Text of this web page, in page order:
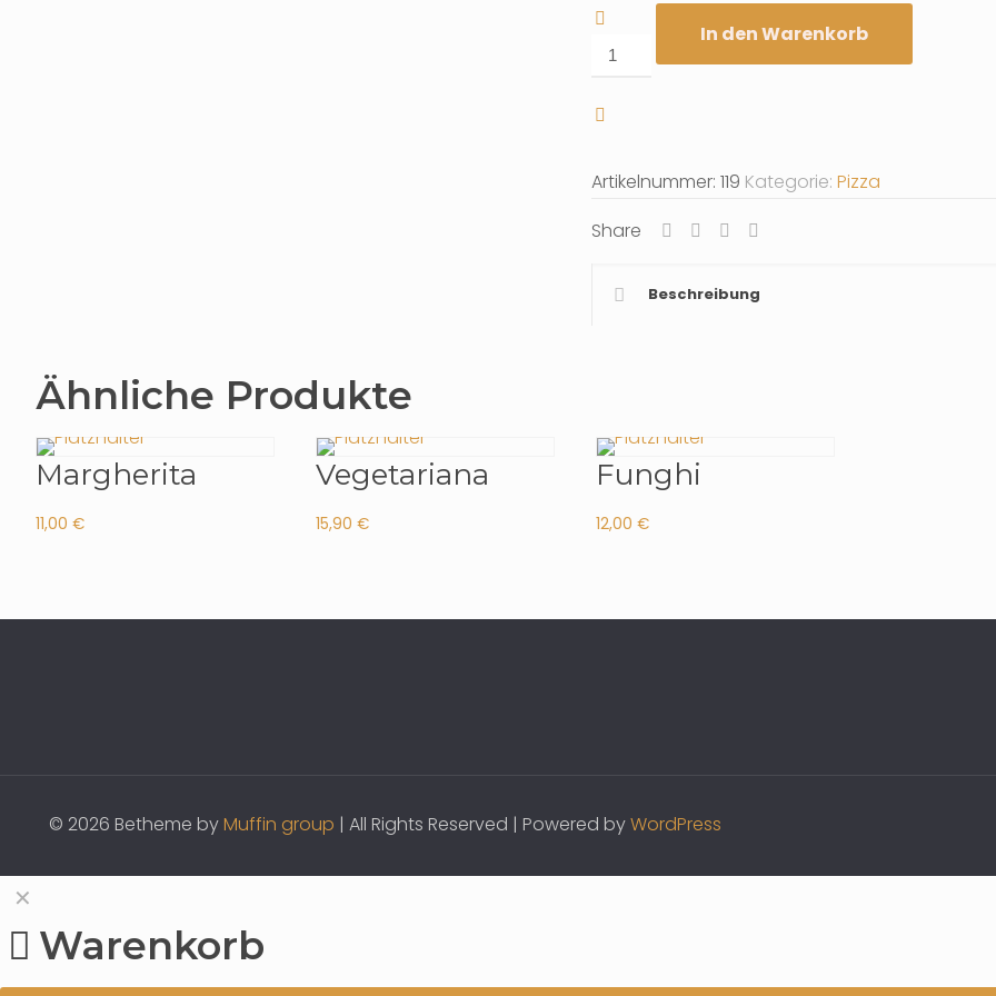
Gorgonzola
Spinaci
In den Warenkorb
Artikelnummer: 119 Kategorie: Pizza
Share
Beschreibung
Ähnliche Produkte
Margherita
11,00 €
Vegetariana
15,90€
Funghi
12,00€
© 2026 Betheme byMuffin group | All Rights Reserved | Powered byWordPress
✕
Warenkorb